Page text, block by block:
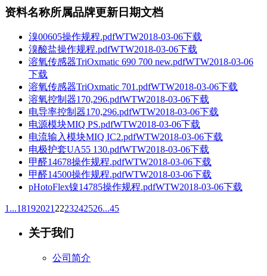
资料名称所属品牌更新日期文档
溴00605操作规程.pdfWTW2018-03-06下载
溴酸盐操作规程.pdfWTW2018-03-06下载
溶氧传感器TriOxmatic 690 700 new.pdfWTW2018-03-06
下载
溶氧传感器TriOxmatic 701.pdfWTW2018-03-06下载
溶氧控制器170,296.pdfWTW2018-03-06下载
电导率控制器170,296.pdfWTW2018-03-06下载
电源模块MIQ PS.pdfWTW2018-03-06下载
电流输入模块MIQ IC2.pdfWTW2018-03-06下载
电极护套UA55 130.pdfWTW2018-03-06下载
甲醛14678操作规程.pdfWTW2018-03-06下载
甲醛14500操作规程.pdfWTW2018-03-06下载
pHotoFlex镍14785操作规程.pdfWTW2018-03-06下载
1...18192021 2223242526...45
关于我们
公司简介